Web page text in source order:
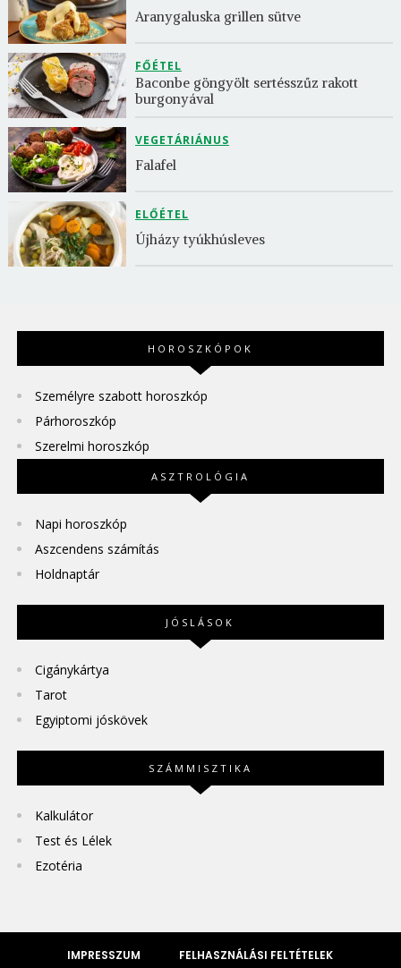
Aranygaluska grillen sütve
FŐÉTEL
Baconbe göngyölt sertésszűz rakott
burgonyával
VEGETÁRIÁNUS
Falafel
ELŐÉTEL
Újházy tyúkhúsleves
HOROSZKÓPOK
Személyre szabott horoszkóp
Párhoroszkóp
Szerelmi horoszkóp
ASZTROLÓGIA
Napi horoszkóp
Aszcendens számítás
Holdnaptár
JÓSLÁSOK
Cigánykártya
Tarot
Egyiptomi jóskövek
SZÁMMISZTIKA
Kalkulátor
Test és Lélek
Ezotéria
IMPRESSZUM FELHASZNÁLÁSI FELTÉTELEK